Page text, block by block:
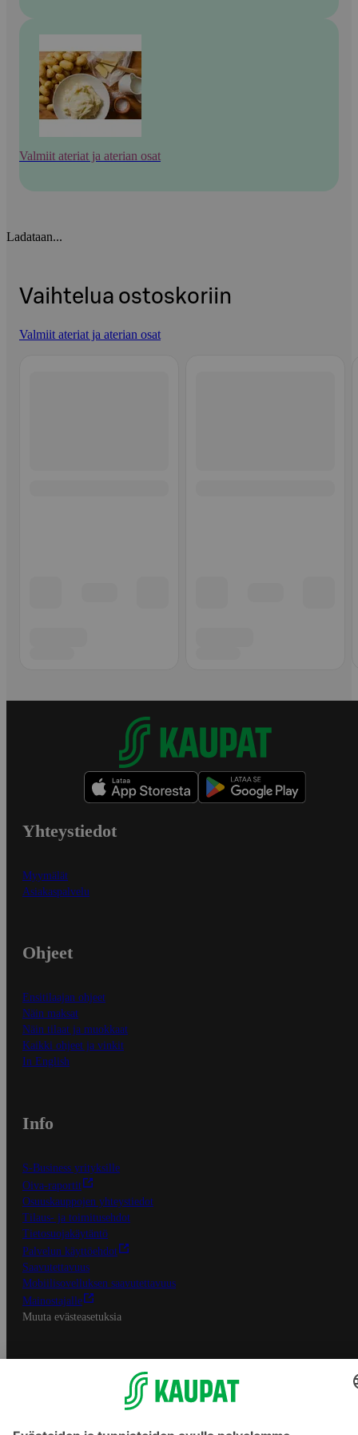
Valmiit ateriat ja aterian osat
Ladataan...
Vaihtelua ostoskoriin
Valmiit ateriat ja aterian osat
Yhteystiedot
Myymälät
Asiakaspalvelu
Ohjeet
Ensitilaajan ohjeet
Näin maksat
Näin tilaat ja muokkaat
Kaikki ohjeet ja vinkit
In English
Info
S-Business yrityksille
Oiva-raportit
Osuuskauppojen yhteystiedot
Tilaus- ja toimitusehdot
Tietosuojakäytäntö
Palvelun käyttöehdot
Saavutettavuus
Mobiilisovelluksen saavutettavuus
Mainostajalle
Muuta evästeasetuksia
S-ryhmän palvelut